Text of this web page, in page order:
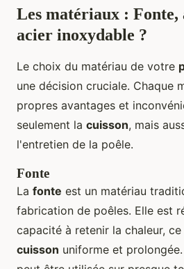
Les matériaux :
acier inoxydable ?
Le choix du matériau de votre
une décision cruciale. Chaque
propres avantages et
seulement la cuisson, mais
l'entretien de la poêle.
Fonte
La fonte est un matériau
fabrication de poêles. Elle est
capacité à retenir la chaleur,
cuisson uniforme et